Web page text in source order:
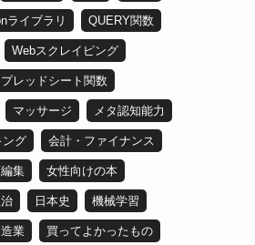
ライブラリ QUERY関数
Webスクレイピング
プレッドシート関数
マッサージ メタ認知能力
ング 会計・ファイナンス
集 女性向けの本
日本史 機械学習
業 買ってよかったもの